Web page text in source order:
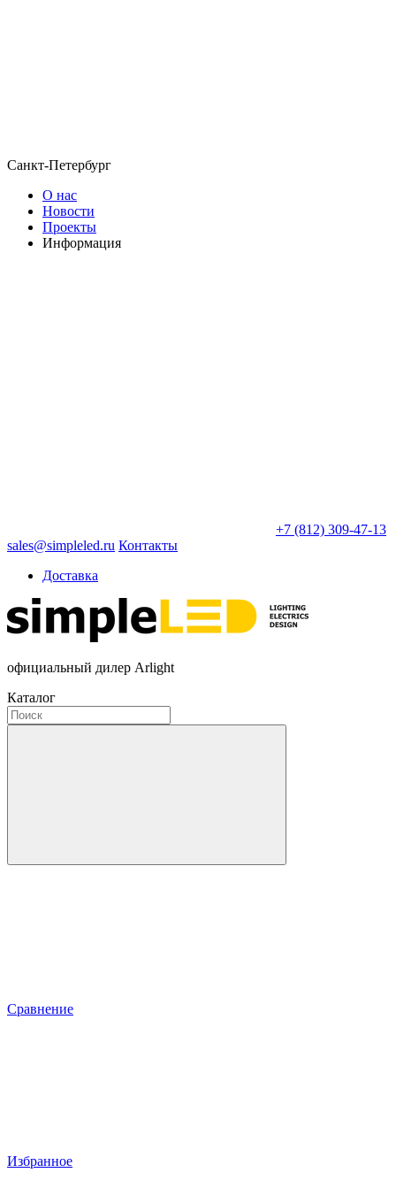
Санкт-Петербург
О нас
Новости
Проекты
Информация
+7 (812) 309-47-13
sales@simpleled.ru Контакты
Доставка
официальный дилер Arlight
Каталог
Сравнение
Избранное